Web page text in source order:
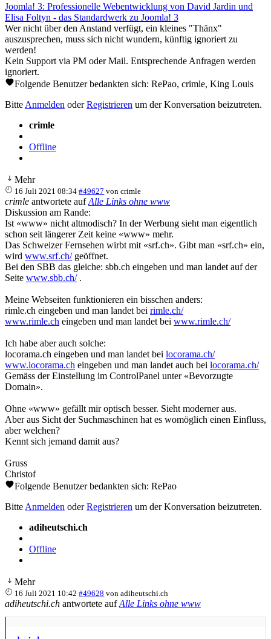
Joomla! 3: Professionelle Webentwicklung von David Jardin und
Elisa Foltyn - das Standardwerk zu Joomla! 3
Wer nicht über den Anstand verfügt, ein kleines "Thänx"
auszusprechen, muss sich nicht wundern, künftig ignoriert zu
werden!
Kein Support via PM oder Mail. Entsprechende Anfragen werden
ignoriert.
Folgende Benutzer bedankten sich: RePao, crimle, King Louis
Bitte Anmelden oderRegistrieren um der Konversation beizutreten.
crimle
Offline
Mehr
16 Juli 2021 08:34 #49627 voncrimle
crimle antwortete aufAlle Links ohne www
Diskussion am Rande:
Ist «www» nicht altmodisch? In der Werbung sieht man eigentlich
schon seit längerer Zeit keine «www» mehr.
Das Schweizer Fernsehen wirbt mit «srf.ch». Gibt man «srf.ch» ein,
wird www.srf.ch/geöffnet.
Bei den SBB das gleiche: sbb.ch eingeben und man landet auf der
Seite www.sbb.ch/.
Meine Webseiten funktionieren ein bisschen anders:
rimle.ch eingeben und man landet bei rimle.ch/
www.rimle.ch eingeben und man landet bei www.rimle.ch/
Ich habe aber auch solche:
locorama.ch eingeben und man landet bei locorama.ch/
www.locorama.ch eingeben und man landet auch bei locorama.ch/
Gemäss der Einstellung im ControlPanel unter «Bevorzugte
Domain».
Ohne «www» gefällt mir optisch besser. Sieht moderner aus.
Aber aus Sicht der Suchmaschinen hat es womöglich einen Einfluss,
aber welchen?
Kennt sich jemand damit aus?
Gruss
Christof
Folgende Benutzer bedankten sich: RePao
Bitte Anmelden oderRegistrieren um der Konversation beizutreten.
adiheutschi.ch
Offline
Mehr
16 Juli 2021 10:42 #49628 vonadiheutschi.ch
adiheutschi.ch antwortete aufAlle Links ohne www